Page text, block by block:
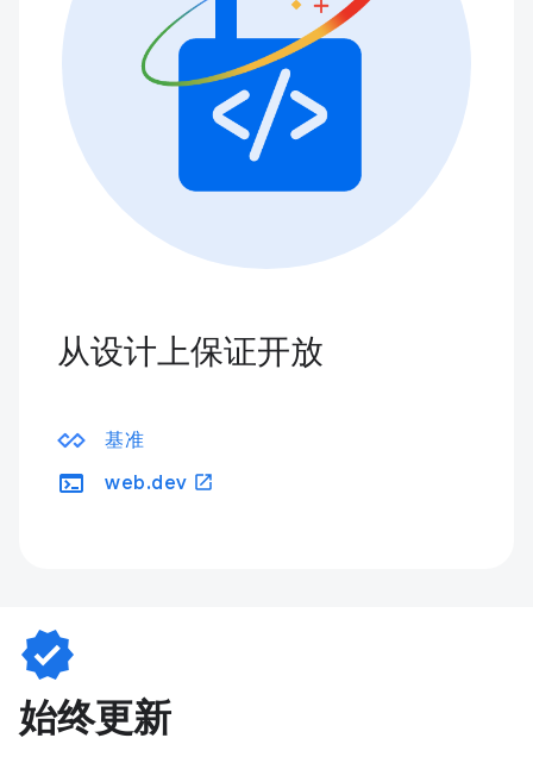
从设计上保证开放
基准
terminal web.dev open_in_new
verified
始终更新